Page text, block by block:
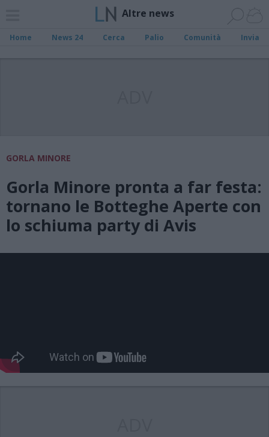
Altre news
Home News 24 Cerca Palio Comunità Invia
GORLA MINORE
Gorla Minore pronta a far festa:
tornano le Botteghe Aperte con
lo schiuma party di Avis